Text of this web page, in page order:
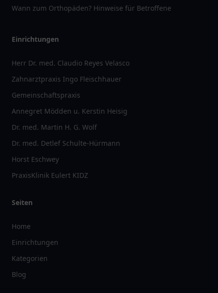
Wann zum Orthopäden? Hinweise für Betroffene
Einrichtungen
Herr Dr. med. Claudio Reyes Velasco
Zahnarztpraxis Ingo Fleischhauer
Gemeinschaftspraxis
Annegret Mödden u. Kerstin Heisig
Dr. med. Martin H. G. Wolf
Dr. med. Detlef Schulte-Hürmann
Horst Eschwey
PraxisKlinik Eulert KIDZ
Seiten
Home
Einrichtungen
Kategorien
Blog